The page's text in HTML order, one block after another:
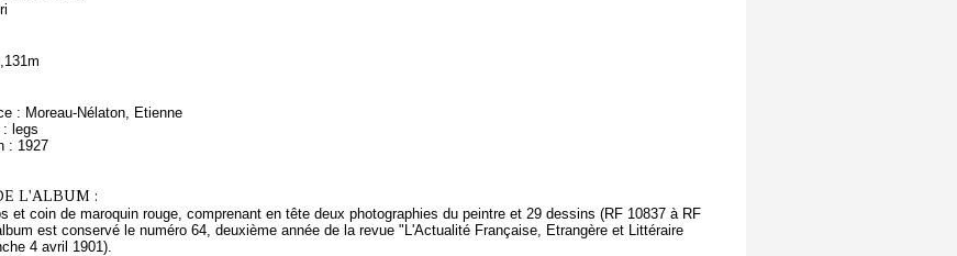
: Moreau-Nélaton, Etienne
: legs
: 1927
L'ALBUM :
et coin de maroquin rouge, comprenant en tête deux photographies du peintre et 29 dessins (RF 10837 à RF
est conservé le numéro 64, deuxième année de la revue "L'Actualité Française, Etrangère et Littéraire
4 avril 1901).